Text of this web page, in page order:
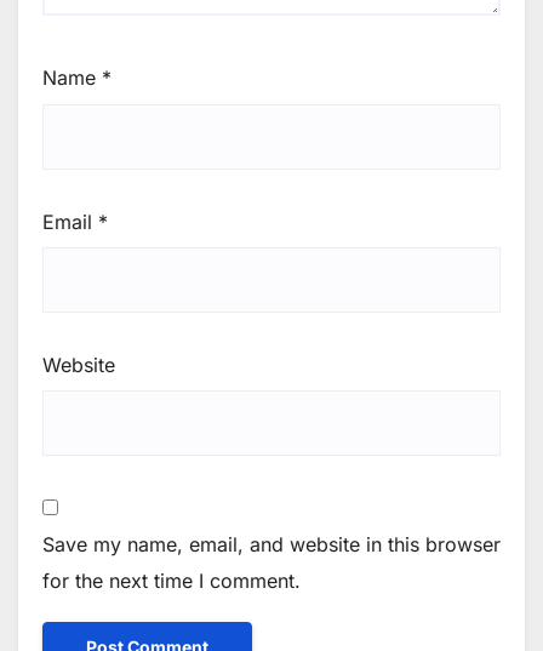
Name *
Email *
Website
Save my name, email, and website in this browser
for the next time I comment.